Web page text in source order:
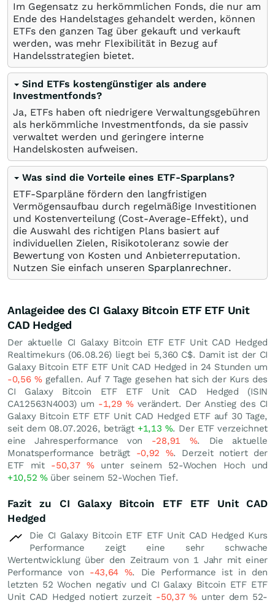
Im Gegensatz zu herkömmlichen Fonds, die nur am
Ende des Handelstages gehandelt werden, können
ETFs den ganzen Tag über gekauft und verkauft
werden, was mehr Flexibilität in Bezug auf
Handelsstrategien bietet.
Sind ETFs kostengünstiger als andere
Investmentfonds?
Ja, ETFs haben oft niedrigere Verwaltungsgebühren
als herkömmliche Investmentfonds, da sie passiv
verwaltet werden und geringere interne
Handelskosten aufweisen.
Was sind die Vorteile eines ETF-Sparplans?
ETF-Sparpläne fördern den langfristigen
Vermögensaufbau durch regelmäßige Investitionen
und Kostenverteilung (Cost-Average-Effekt), und
die Auswahl des richtigen Plans basiert auf
individuellen Zielen, Risikotoleranz sowie der
Bewertung von Kosten und Anbieterreputation.
Nutzen Sie einfach unseren Sparplanrechner.
Anlageidee des CI Galaxy Bitcoin ETF ETF Unit
CAD Hedged
Der aktuelle CI Galaxy Bitcoin ETF ETF Unit CAD Hedged
Realtimekurs (06.08.26) liegt bei 5,360 C$. Damit ist der CI
Galaxy Bitcoin ETF ETF Unit CAD Hedged in 24 Stunden um
-0,56 %gefallen. Auf 7 Tage gesehen hat sich der Kurs des
CI Galaxy Bitcoin ETF ETF Unit CAD Hedged (ISIN
CA12563N4003) um -1,29 %verändert. Der Anstieg des CI
Galaxy Bitcoin ETF ETF Unit CAD Hedged ETF auf 30 Tage,
seit dem 08.07.2026, beträgt +1,13 %. Der ETF verzeichnet
eine Jahresperformance von -28,91 %. Die aktuelle
Monatsperformance beträgt -0,92 %. Derzeit notiert der
ETF mit -50,37 %unter seinem 52-Wochen Hoch und
+10,52 %über seinem 52-Wochen Tief.
Fazit zu CI Galaxy Bitcoin ETF ETF Unit CAD
Hedged
Die CI Galaxy Bitcoin ETF ETF Unit CAD Hedged Kurs
Performance zeigt eine sehr schwache
Wertentwicklung über den Zeitraum von 1 Jahr mit einer
Performance von -43,64 %. Die Performance ist in den
letzten 52 Wochen negativ und CI Galaxy Bitcoin ETF ETF
Unit CAD Hedged notiert zurzeit -50,37% unter dem 52-